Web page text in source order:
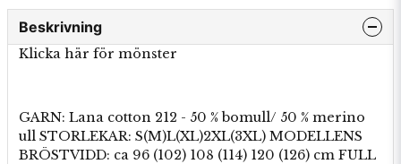
Beskrivning
Klicka här för mönster
GARN: Lana cotton 212 - 50 % bomull/ 50 % merino
ull STORLEKAR: S(M)L(XL)2XL(3XL) MODELLENS
BRÖSTVIDD: ca 96 (102) 108 (114) 120 (126) cm FULL